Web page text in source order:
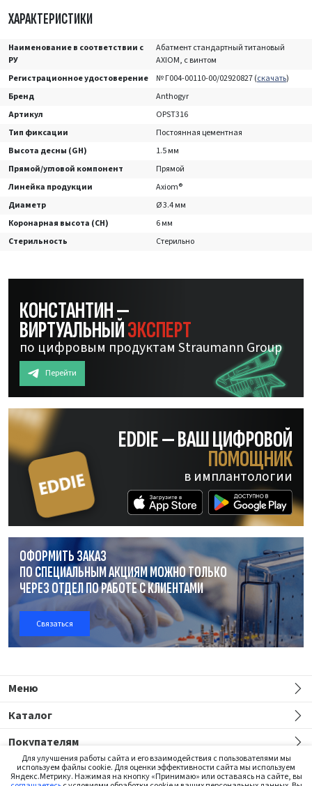
ХАРАКТЕРИСТИКИ
Наименование в соответствии с
РУ
Абатмент стандартный титановый
AXIOM, с винтом
Регистрационное удостоверение
№ Г004-00110-00/02920827 (скачать)
Бренд
Anthogyr
Артикул
OPST316
Тип фиксации
Постоянная цементная
Высота десны (GH)
1.5 мм
Прямой/угловой компонент
Прямой
Линейка продукции
Axiom®
Диаметр
Ø 3.4 мм
Коронарная высота (CH)
6 мм
Стерильность
Стерильно
КОНСТАНТИН —
ВИРТУАЛЬНЫЙЭКСПЕРТ
по цифровым продуктам Straumann Group
Перейти
EDDIE — ВАШ ЦИФРОВОЙ
ПОМОЩНИК
в имплантологии
ОФОРМИТЬ ЗАКАЗ
ПО СПЕЦИАЛЬНЫМ АКЦИЯМ МОЖНО ТОЛЬКО
ЧЕРЕЗ ОТДЕЛПО РАБОТЕС КЛИЕНТАМИ
Связаться
Меню
Каталог
Покупателям
Для улучшения работы сайта и его взаимодействия с пользователями мы
используем файлы cookie. Для оценки эффективности сайта мы используем
Яндекс.Метрику. Нажимая на кнопку «Принимаю» или оставаясь на сайте, вы